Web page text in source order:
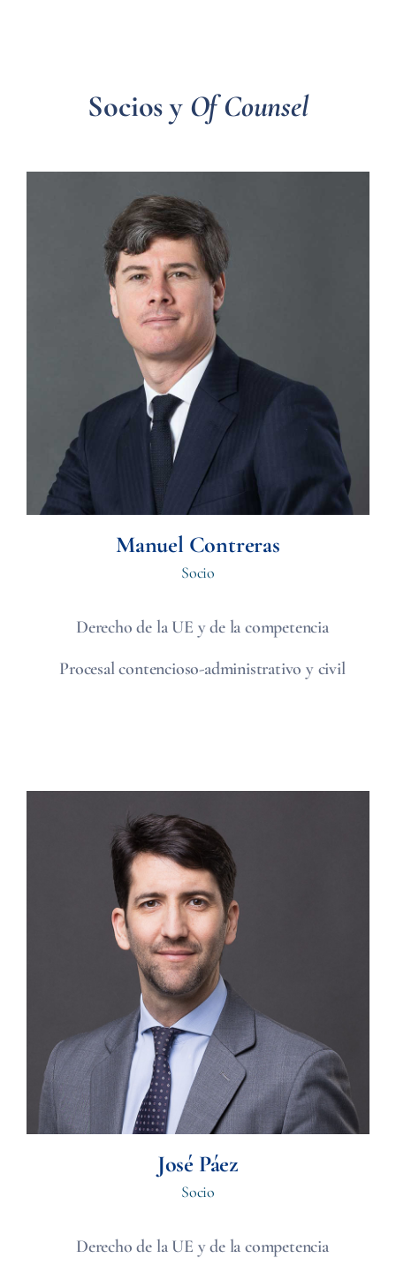
Socios y Of Counsel
Manuel Contreras
Socio
Derecho de la UE y de la competencia
Procesal contencioso-administrativo y civil
José Páez
Socio
Derecho de la UE y de la competencia